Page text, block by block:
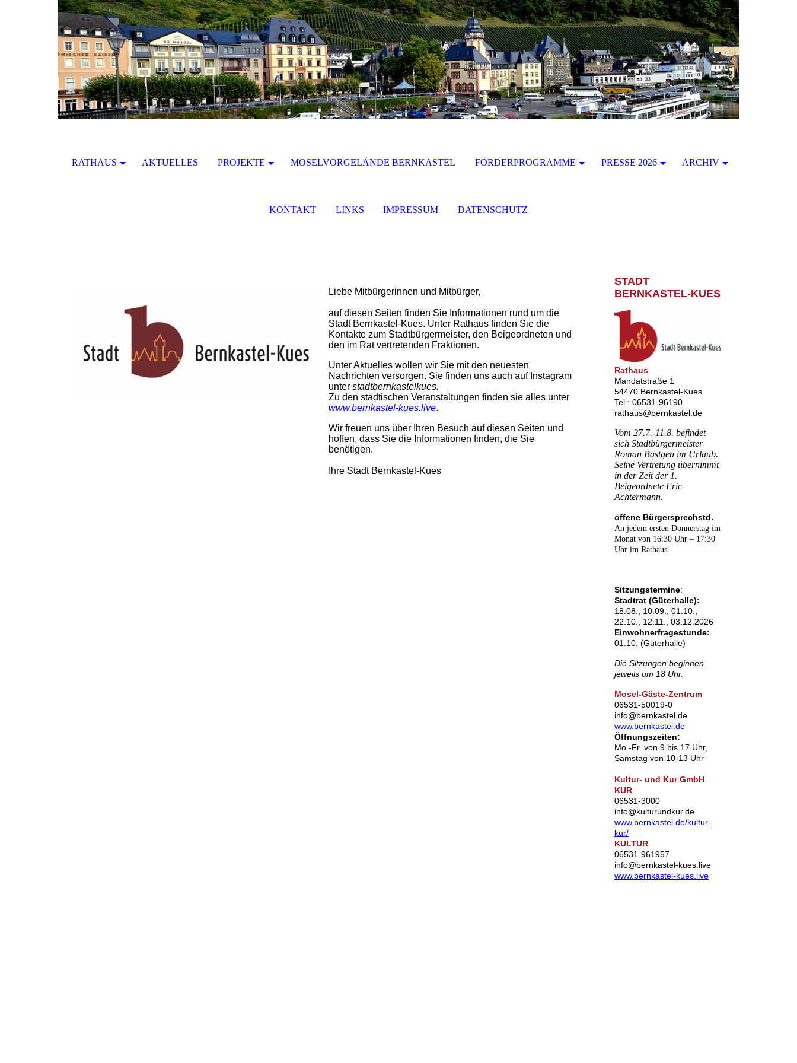
RATHAUS AKTUELLES PROJEKTE MOSELVORGELÄNDE BERNKASTEL FÖRDERPROGRAMME PRESSE 2026 ARCHIV
KONTAKT LINKS IMPRESSUM DATENSCHUTZ
Liebe Mitbürgerinnen und Mitbürger,
auf diesen Seiten finden Sie Informationen rund um die
Stadt Bernkastel-Kues. Unter Rathaus finden Sie die
Kontakte zum Stadtbürgermeister, den Beigeordneten und
den im Rat vertretenden Fraktionen.
Unter Aktuelles wollen wir Sie mit den neuesten
Nachrichten versorgen. Sie finden uns auch auf Instagram
unter stadtbernkastelkues.
Zu den städtischen Veranstaltungen finden sie alles unter
www.bernkastel-kues.live.
Wir freuen uns über Ihren Besuch auf diesen Seiten und
hoffen, dass Sie die Informationen finden, die Sie
benötigen.
Ihre Stadt Bernkastel-Kues
STADT
BERNKASTEL-KUES
Rathaus
Mandatstraße 1
54470 Bernkastel-Kues
Tel.: 06531-96190
rathaus@bernkastel.de
Vom 27.7.-11.8. befindet
sich Stadtbürgermeister
Roman Bastgen im Urlaub.
Seine Vertretung übernimmt
in der Zeit der 1.
Beigeordnete Eric
Achtermann.
offene Bürgersprechstd.
An jedem ersten Donnerstag im
Monat von 16:30 Uhr – 17:30
Uhr im Rathaus
Sitzungstermine:
Stadtrat (Güterhalle):
18.08., 10.09., 01.10.,
22.10., 12.11., 03.12.2026
Einwohnerfragestunde:
01.10. (Güterhalle)
Die Sitzungen beginnen
jeweils um 18 Uhr.
Mosel-Gäste-Zentrum
06531-50019-0
info@bernkastel.de
www.bernkastel.de
Öffnungszeiten:
Mo.-Fr. von 9 bis 17 Uhr,
Samstag von 10-13 Uhr
Kultur- und Kur GmbH
KUR
06531-3000
info@kulturundkur.de
www.bernkastel.de/kultur-
kur/
KULTUR
06531-961957
info@bernkastel-kues.live
www.bernkastel-kues.live